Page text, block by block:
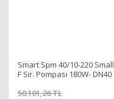
Smart Spm 40/10-220 Small
F Sir. Pompası 180W- DN40
50.101,26 TL